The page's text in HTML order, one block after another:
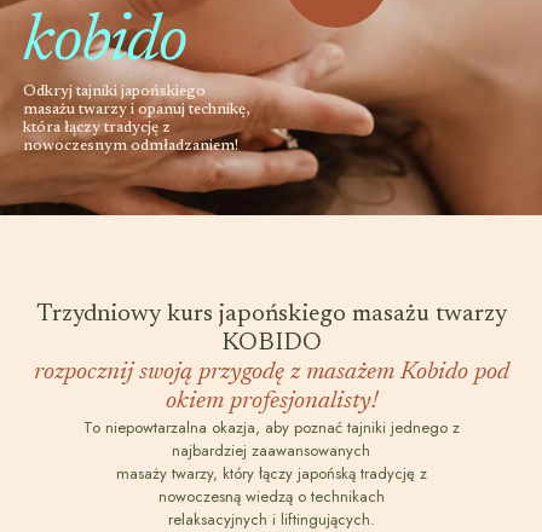
kobido
Odkryj tajniki japońskiego
masażu twarzy i opanuj technikę,
która łączy tradycję z
nowoczesnym odmładzaniem!
Trzydniowy kurs japońskiego masażu twarzy
KOBIDO
rozpocznij swoją przygodę z masażem Kobido pod
okiem profesjonalisty!
To niepowtarzalna okazja, aby poznać tajniki jednego z
najbardziej zaawansowanych
masaży twarzy, który łączy japońską tradycję z
nowoczesną wiedzą o technikach
relaksacyjnych i liftingujących.